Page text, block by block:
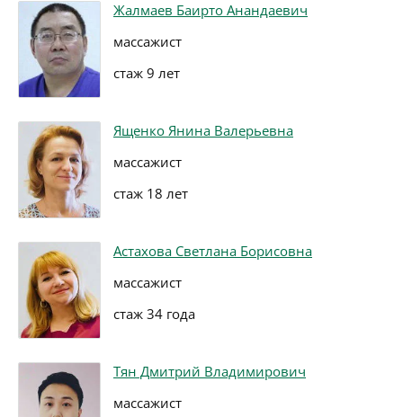
Жалмаев Баирто Анандаевич
массажист
стаж 9 лет
Ященко Янина Валерьевна
массажист
стаж 18 лет
Астахова Светлана Борисовна
массажист
стаж 34 года
Тян Дмитрий Владимирович
массажист